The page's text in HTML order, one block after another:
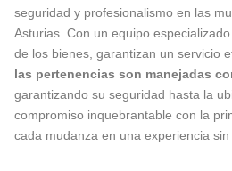
seguridad y profesionalismo en las
Asturias. Con un equipo
de los bienes, garantizan un servicio
las pertenencias son manejadas
garantizando su seguridad hasta la
compromiso inquebrantable con la
cada mudanza en una experiencia sin